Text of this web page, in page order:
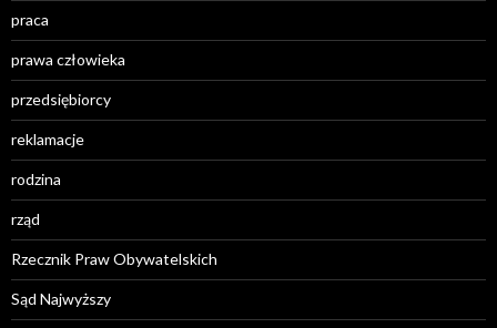
praca
prawa człowieka
przedsiębiorcy
reklamacje
rodzina
rząd
Rzecznik Praw Obywatelskich
Sąd Najwyższy